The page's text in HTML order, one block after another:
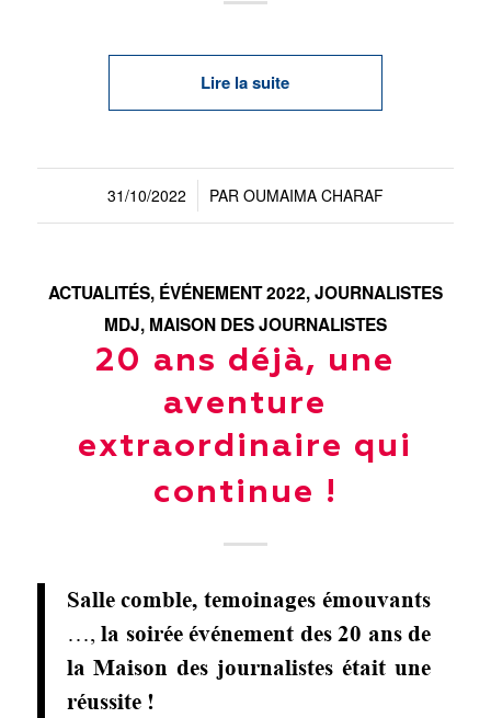
Lire la suite
31/10/2022
/ PAR OUMAIMA CHARAF
ACTUALITÉS, ÉVÉNEMENT 2022,JOURNALISTES
MDJ, MAISON DES JOURNALISTES
20 ans déjà, une
aventure
extraordinaire qui
continue !
Salle comble, temoinages émouvants
…,la soirée événement des 20 ans de
la Maison des journalistes était une
réussite !